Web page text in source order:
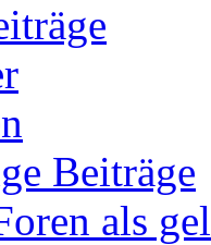
Beiträge
als